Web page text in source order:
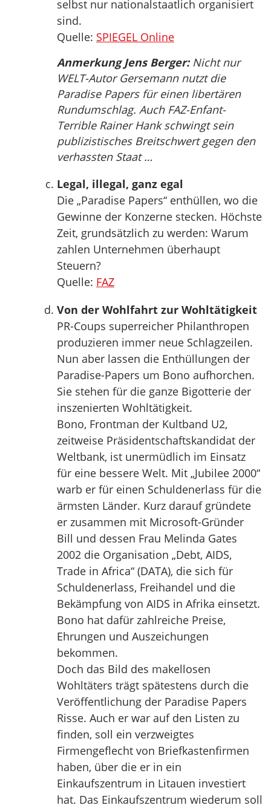
selbst nur nationalstaatlich organisiert
sind.
Quelle: SPIEGEL Online
Anmerkung Jens Berger:Nicht nur
WELT-Autor Gersemann nutzt die
Paradise Papers für einen libertären
Rundumschlag. Auch FAZ-Enfant-
Terrible Rainer Hank schwingt sein
publizistisches Breitschwert gegen den
verhassten Staat …
Legal, illegal, ganz egal
Die „Paradise Papers“ enthüllen, wo die
Gewinne der Konzerne stecken. Höchste
Zeit, grundsätzlich zu werden: Warum
zahlen Unternehmen überhaupt
Steuern?
Quelle: FAZ
Von der Wohlfahrt zur Wohltätigkeit
PR-Coups superreicher Philanthropen
produzieren immer neue Schlagzeilen.
Nun aber lassen die Enthüllungen der
Paradise-Papers um Bono aufhorchen.
Sie stehen für die ganze Bigotterie der
inszenierten Wohltätigkeit.
Bono, Frontman der Kultband U2,
zeitweise Präsidentschaftskandidat der
Weltbank, ist unermüdlich im Einsatz
für eine bessere Welt. Mit „Jubilee 2000“
warb er für einen Schuldenerlass für die
ärmsten Länder. Kurz darauf gründete
er zusammen mit Microsoft-Gründer
Bill und dessen Frau Melinda Gates
2002 die Organisation „Debt, AIDS,
Trade in Africa“ (DATA), die sich für
Schuldenerlass, Freihandel und die
Bekämpfung von AIDS in Afrika einsetzt.
Bono hat dafür zahlreiche Preise,
Ehrungen und Auszeichungen
bekommen.
Doch das Bild des makellosen
Wohltäters trägt spätestens durch die
Veröffentlichung der Paradise Papers
Risse. Auch er war auf den Listen zu
finden, soll ein verzweigtes
Firmengeflecht von Briefkastenfirmen
haben, über die er in ein
Einkaufszentrum in Litauen investiert
hat. Das Einkaufszentrum wiederum soll